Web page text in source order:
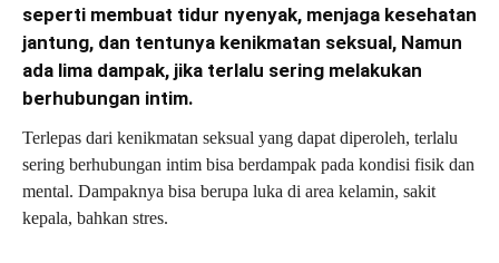
seperti membuat tidur nyenyak, menjaga kesehatan
jantung, dan tentunya kenikmatan seksual, Namun
ada lima dampak, jika terlalu sering melakukan
berhubungan intim.
Terlepas dari kenikmatan seksual yang dapat diperoleh, terlalu
sering berhubungan intim bisa berdampak pada kondisi fisik dan
mental. Dampaknya bisa berupa luka di area kelamin, sakit
kepala, bahkan stres.